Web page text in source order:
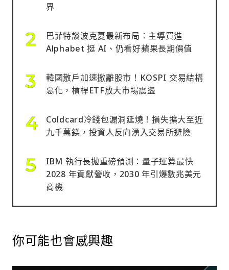
界
巴菲特談波克夏最新布局：主導買進
Alphabet 挺 AI、仍看好蘋果長期價值
韓國散戶加速撤離股市！KOSPI 交易結構
惡化，槓桿ETF放大市場震盪
Coldcard冷錢包漏洞延燒！損失擴大至近
九千萬鎂，投資人反向湧入交易所避險
IBM 執行長拋重磅預測：量子運算最快
2028 年貢獻營收，2030 年引爆數兆美元
商機
你可能也會感興趣